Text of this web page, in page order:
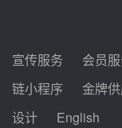
宣传服务 会员
链小程序
金牌
设计
English